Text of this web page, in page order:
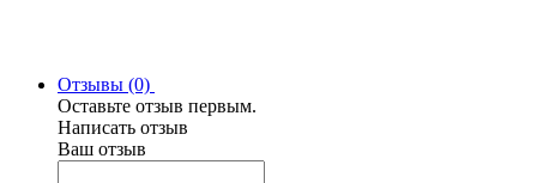
Отзывы (0)
Оставьте отзыв первым.
Написать отзыв
Ваш отзыв